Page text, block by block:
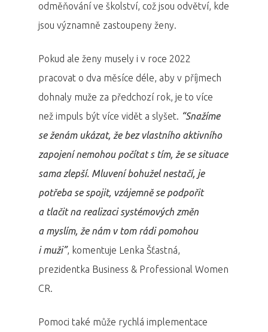
odměňování ve školství, což jsou odvětví, kde
jsou významně zastoupeny ženy.
Pokud ale ženy musely i v roce 2022
pracovat o dva měsíce déle, aby v příjmech
dohnaly muže za předchozí rok, je to více
než impuls být více vidět a slyšet. “Snažíme
se ženám ukázat, že bez vlastního aktivního
zapojení nemohou počítat s tím, že se situace
sama zlepší. Mluvení bohužel nestačí, je
potřeba se spojit, vzájemně se podpořit
a tlačit na realizaci systémových změn
a myslím, že nám v tom rádi pomohou
i muži”, komentuje Lenka Šťastná,
prezidentka Business & Professional Women
CR.
Pomoci také může rychlá implementace